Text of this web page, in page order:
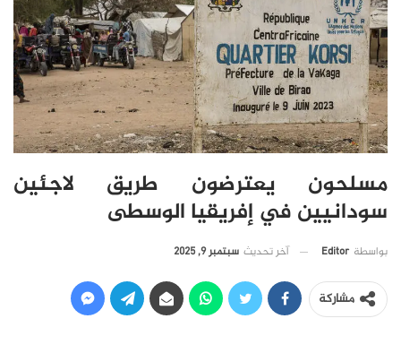
مسلحون يعترضون طريق لاجئين
سودانيين في إفريقيا الوسطى
بواسطة Editor آخر تحديث سبتمبر 9, 2025
مشاركة